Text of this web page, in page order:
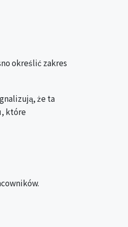
określić zakres
że ta
które